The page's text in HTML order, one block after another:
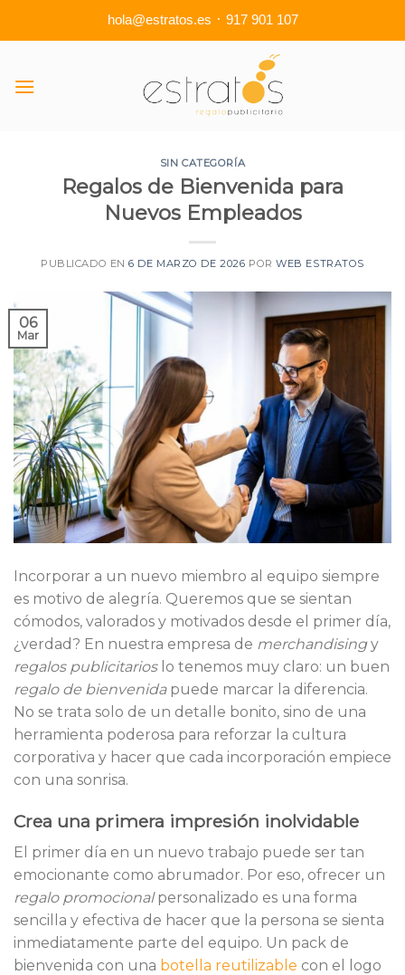
hola@estratos.es · 917 901 107
content
SIN CATEGORÍA
Regalos de Bienvenida para
Nuevos Empleados
PUBLICADO EN6 DE MARZO DE 2026 PORWEB ESTRATOS
06
Mar
Incorporar a un nuevo miembro al equipo siempre
es motivo de alegría. Queremos que se sientan
cómodos, valorados y motivados desde el primer día,
¿verdad? En nuestra empresa de merchandisingy
regalos publicitarioslo tenemos muy claro: un buen
regalo de bienvenidapuede marcar la diferencia.
No se trata solo de un detalle bonito, sino de una
herramienta poderosa para reforzar la cultura
corporativa y hacer que cada incorporación empiece
con una sonrisa.
Crea una primera impresión inolvidable
El primer día en un nuevo trabajo puede ser tan
emocionante como abrumador. Por eso, ofrecer un
regalo promocionalpersonalizado es una forma
sencilla y efectiva de hacer que la persona se sienta
inmediatamente parte del equipo. Un pack de
bienvenida con una botella reutilizable con el logo